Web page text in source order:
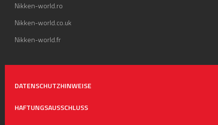
Nikken-world.ro
Nikken-world.co.uk
Nikken-world.fr
DATENSCHUTZHINWEISE
HAFTUNGSAUSSCHLUSS